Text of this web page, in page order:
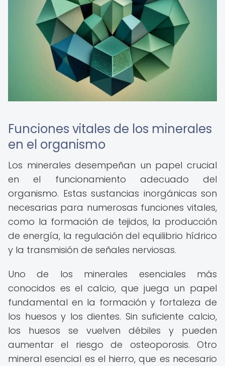
Funciones vitales de los minerales
en el organismo
Los minerales desempeñan un papel crucial
en el funcionamiento adecuado del
organismo. Estas sustancias inorgánicas son
necesarias para numerosas funciones vitales,
como la formación de tejidos, la producción
de energía, la regulación del equilibrio hídrico
y la transmisión de señales nerviosas.
Uno de los minerales esenciales más
conocidos es el calcio, que juega un papel
fundamental en la formación y fortaleza de
los huesos y los dientes. Sin suficiente calcio,
los huesos se vuelven débiles y pueden
aumentar el riesgo de osteoporosis. Otro
mineral esencial es el hierro, que es necesario